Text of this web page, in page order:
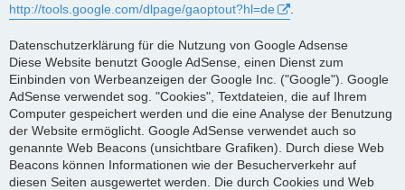
http://tools.google.com/dlpage/gaoptout?hl=de
Datenschutzerklärung für die Nutzung von Google Adsense
Diese Website benutzt Google AdSense, einen Dienst zum
Einbinden von Werbeanzeigen der Google Inc. ("Google"). Google
AdSense verwendet sog. "Cookies", Textdateien, die auf Ihrem
Computer gespeichert werden und die eine Analyse der Benutzung
der Website ermöglicht. Google AdSense verwendet auch so
genannte Web Beacons (unsichtbare Grafiken). Durch diese Web
Beacons können Informationen wie der Besucherverkehr auf
diesen Seiten ausgewertet werden. Die durch Cookies und Web